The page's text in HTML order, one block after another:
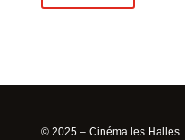
© 2025 – Cinéma les Halles